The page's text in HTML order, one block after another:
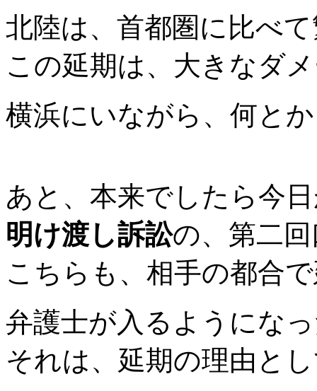
北陸は、首都圏に比べ
この延期は、大きなダ
横浜にいながら、何と
あと、本来でしたら今
明け渡し訴訟の、第二
こちらも、相手の都合
弁護士が入るようにな
それは、延期の理由と